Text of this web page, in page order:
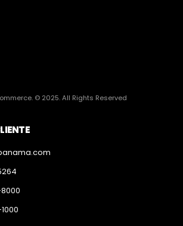
© 2025. All Rights Reserved